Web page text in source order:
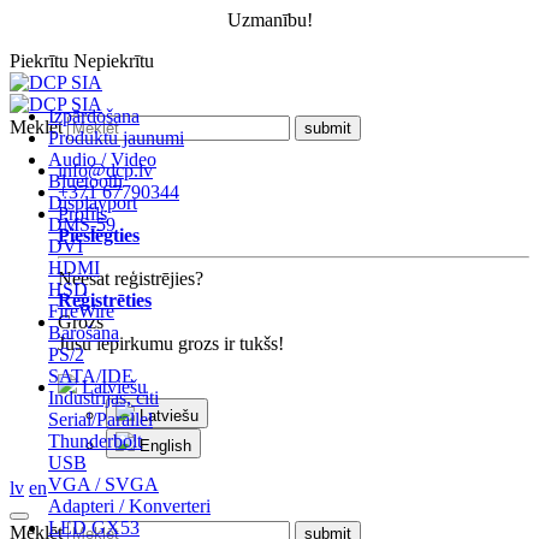
Uzmanību!
Piekrītu Nepiekrītu
Izpārdošana
Produktu jaunumi
Audio / Video
Bluetooth
Displayport
DMS-59
DVI
HDMI
HSD
FireWire
Barošana
PS/2
SATA/IDE
Industrijas, citi
Serial/Parallel
Thunderbolt
USB
VGA / SVGA
Adapteri / Konverteri
LED GX53
Meklēt
info@dcp.lv
+371 67790344
Profils
Pieslēgties
Neesat reģistrējies?
Reģistrēties
Grozs
Jūsu iepirkumu grozs ir tukšs!
Latviešu
Latviešu
English
lv en
Meklēt